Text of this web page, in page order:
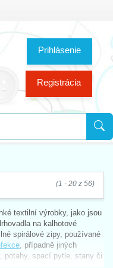
Prihlásenie
Registrácia
(1 - 20 z 56)
textilní výrobky, jako jsou
na kalhotové
spirálové zipy, používané
, případně jiných
potahy, spací pytle, stany či